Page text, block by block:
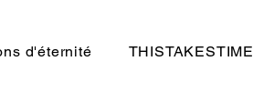
d'éternité THISTAKESTIME